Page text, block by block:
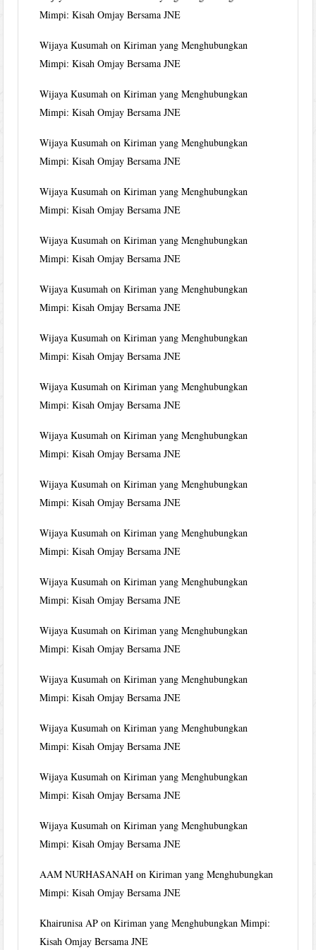
Mimpi: Kisah Omjay Bersama JNE
Wijaya Kusumah onKiriman yang Menghubungkan
Mimpi: Kisah Omjay Bersama JNE
Wijaya Kusumah onKiriman yang Menghubungkan
Mimpi: Kisah Omjay Bersama JNE
Wijaya Kusumah onKiriman yang Menghubungkan
Mimpi: Kisah Omjay Bersama JNE
Wijaya Kusumah onKiriman yang Menghubungkan
Mimpi: Kisah Omjay Bersama JNE
Wijaya Kusumah onKiriman yang Menghubungkan
Mimpi: Kisah Omjay Bersama JNE
Wijaya Kusumah onKiriman yang Menghubungkan
Mimpi: Kisah Omjay Bersama JNE
Wijaya Kusumah onKiriman yang Menghubungkan
Mimpi: Kisah Omjay Bersama JNE
Wijaya Kusumah onKiriman yang Menghubungkan
Mimpi: Kisah Omjay Bersama JNE
Wijaya Kusumah onKiriman yang Menghubungkan
Mimpi: Kisah Omjay Bersama JNE
Wijaya Kusumah onKiriman yang Menghubungkan
Mimpi: Kisah Omjay Bersama JNE
Wijaya Kusumah onKiriman yang Menghubungkan
Mimpi: Kisah Omjay Bersama JNE
Wijaya Kusumah onKiriman yang Menghubungkan
Mimpi: Kisah Omjay Bersama JNE
Wijaya Kusumah onKiriman yang Menghubungkan
Mimpi: Kisah Omjay Bersama JNE
Wijaya Kusumah onKiriman yang Menghubungkan
Mimpi: Kisah Omjay Bersama JNE
Wijaya Kusumah onKiriman yang Menghubungkan
Mimpi: Kisah Omjay Bersama JNE
Wijaya Kusumah onKiriman yang Menghubungkan
Mimpi: Kisah Omjay Bersama JNE
Wijaya Kusumah onKiriman yang Menghubungkan
Mimpi: Kisah Omjay Bersama JNE
AAM NURHASANAH onKiriman yang Menghubungkan
Mimpi: Kisah Omjay Bersama JNE
Khairunisa AP onKiriman yang Menghubungkan Mimpi:
Kisah Omjay Bersama JNE